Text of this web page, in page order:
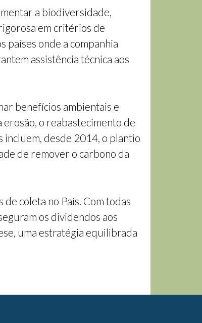
a biodiversidade,
em critérios de
países onde a companhia
assistência técnica aos
benefícios ambientais e
erosão, o reabastecimento de
incluem, desde 2014, o plantio
de remover o carbono da
coleta no País. Com todas
os dividendos aos
uma estratégia equilibrada